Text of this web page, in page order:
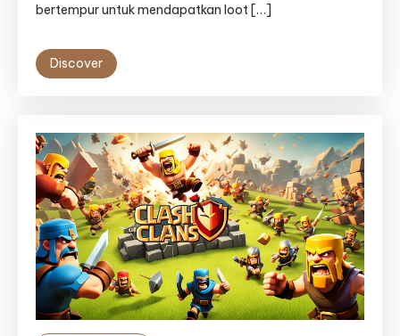
bertempur untuk mendapatkan loot […]
Discover